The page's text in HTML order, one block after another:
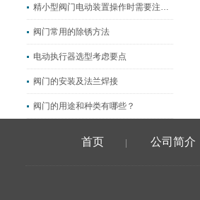
精小型阀门电动装置操作时需要注意些什么？
阀门常用的除锈方法
电动执行器选型考虑要点
阀门的安装及法兰焊接
阀门的用途和种类有哪些？
首页 公司简介